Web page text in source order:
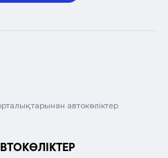
автокөліктер